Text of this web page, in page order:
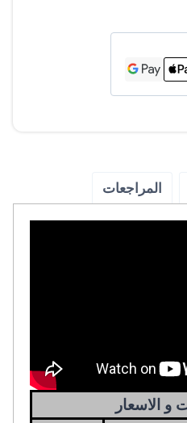
المراجعات
و الاسعار